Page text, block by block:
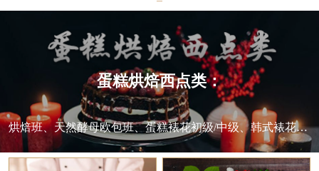
蛋糕烘焙西点类：
烘焙班、天然酵母欧包班、蛋糕裱花初级/中级、韩式裱花班、翻糖蛋糕班、法式甜点班、千层蛋糕班、日式甜点班等